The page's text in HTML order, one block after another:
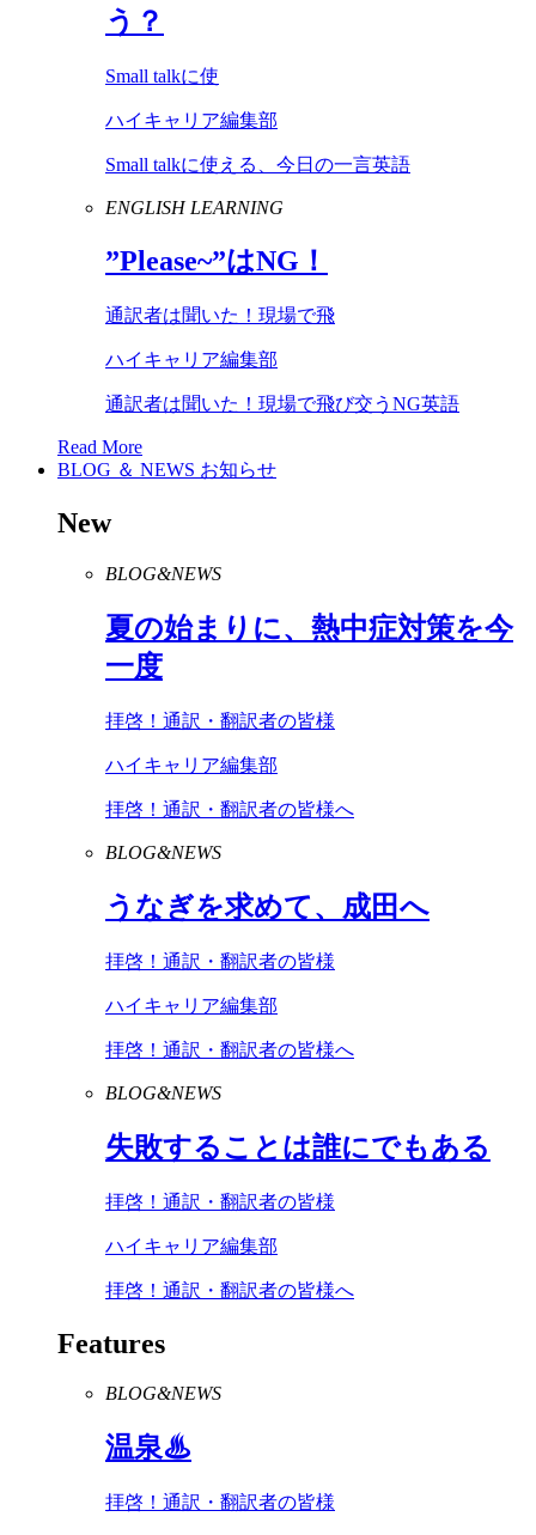
う？
Small talkに使
ハイキャリア編集部
Small talkに使える、今日の一言英語
ENGLISH LEARNING
”Please~”はNG ！
通訳者は聞いた！現場で飛
ハイキャリア編集部
通訳者は聞いた！現場で飛び交うNG英語
Read More
BLOG ＆ NEWS お知らせ
New
BLOG&NEWS
夏の始まりに、熱中症対策を今
一度
拝啓！通訳・翻訳者の皆様
ハイキャリア編集部
拝啓！通訳・翻訳者の皆様へ
BLOG&NEWS
うなぎを求めて、成田へ
拝啓！通訳・翻訳者の皆様
ハイキャリア編集部
拝啓！通訳・翻訳者の皆様へ
BLOG&NEWS
失敗することは誰にでもある
拝啓！通訳・翻訳者の皆様
ハイキャリア編集部
拝啓！通訳・翻訳者の皆様へ
Features
BLOG&NEWS
温泉♨
拝啓！通訳・翻訳者の皆様